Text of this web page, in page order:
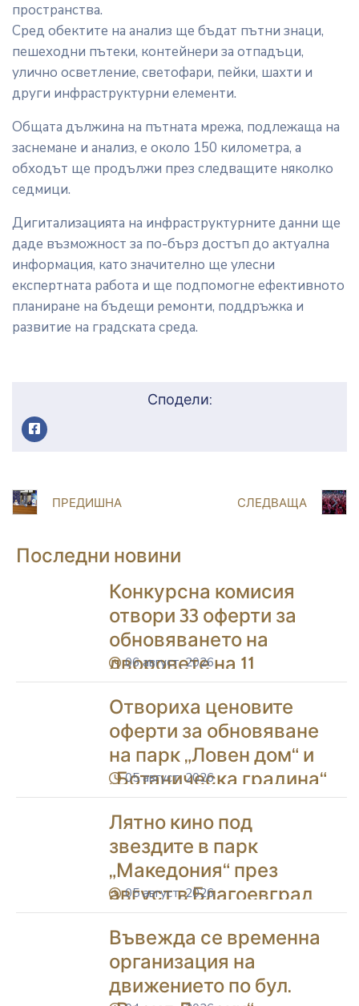
пространства.
Сред обектите на анализ ще бъдат пътни знаци,
пешеходни пътеки, контейнери за отпадъци,
улично осветление, светофари, пейки, шахти и
други инфраструктурни елементи.
Общата дължина на пътната мрежа, подлежаща на
заснемане и анализ, е около 150 километра, а
обходът ще продължи през следващите няколко
седмици.
Дигитализацията на инфраструктурните данни ще
даде възможност за по-бърз достъп до актуална
информация, като значително ще улесни
експертната работа и ще подпомогне ефективното
планиране на бъдещи ремонти, поддръжка и
развитие на градската среда.
Сподели:
ПРЕДИШНА СЛЕДВАЩА
Последни новини
Конкурсна комисия
отвори 33 оферти за
обновяването на
дворовете на 11
училища в Благоевград
icon
06 август, 2026
Отвориха ценовите
оферти за обновяване
на парк „Ловен дом“ и
„Ботаническа градина“
в Благоевград
icon
05 август, 2026
Лятно кино под
звездите в парк
„Македония“ през
август в Благоевград
icon
05 август, 2026
Въвежда се временна
организация на
движението по бул.